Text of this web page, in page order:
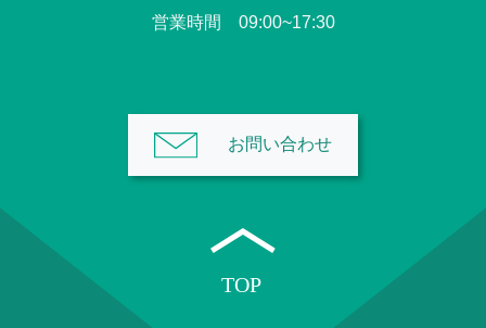
営業時間 09:00~17:30
お問い合わせ